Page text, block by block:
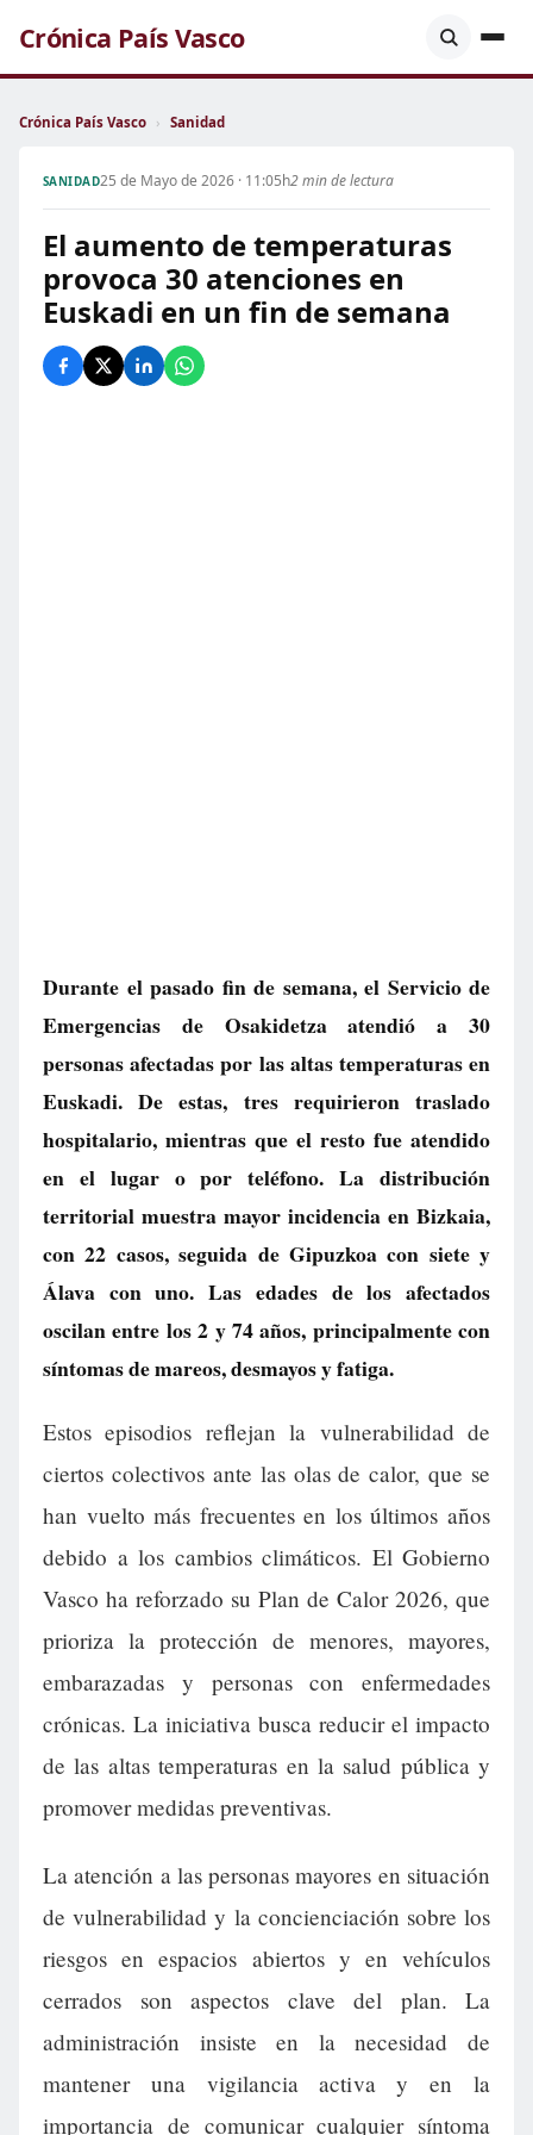
Crónica País Vasco
Crónica País Vasco › Sanidad
SANIDAD25 de Mayo de 2026 · 11:05h2 min de lectura
El aumento de temperaturas
provoca 30 atenciones en
Euskadi en un fin de semana
Durante el pasado fin de semana, el Servicio de
Emergencias de Osakidetza atendió a 30
personas afectadas por las altas temperaturas en
Euskadi. De estas, tres requirieron traslado
hospitalario, mientras que el resto fue atendido
en el lugar o por teléfono. La distribución
territorial muestra mayor incidencia en Bizkaia,
con 22 casos, seguida de Gipuzkoa con siete y
Álava con uno. Las edades de los afectados
oscilan entre los 2 y 74 años, principalmente con
síntomas de mareos, desmayos y fatiga.
Estos episodios reflejan la vulnerabilidad de
ciertos colectivos ante las olas de calor, que se
han vuelto más frecuentes en los últimos años
debido a los cambios climáticos. El Gobierno
Vasco ha reforzado su Plan de Calor 2026, que
prioriza la protección de menores, mayores,
embarazadas y personas con enfermedades
crónicas. La iniciativa busca reducir el impacto
de las altas temperaturas en la salud pública y
promover medidas preventivas.
La atención a las personas mayores en situación
de vulnerabilidad y la concienciación sobre los
riesgos en espacios abiertos y en vehículos
cerrados son aspectos clave del plan. La
administración insiste en la necesidad de
mantener una vigilancia activa y en la
importancia de comunicar cualquier síntoma